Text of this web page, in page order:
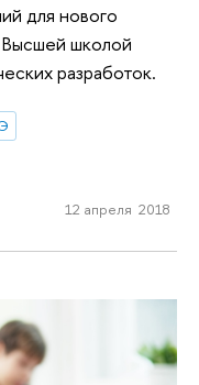
для нового
Высшей школой
разработок.
12 апреля 2018